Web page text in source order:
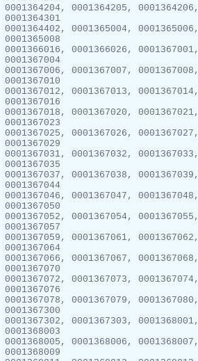
0001364204, 0001364205, 0001364206,
0001364402, 0001365004, 0001365006,
0001366016, 0001366026, 0001367001,
0001367006, 0001367007, 0001367008,
0001367012, 0001367013, 0001367014,
0001367018, 0001367020, 0001367021,
0001367025, 0001367026, 0001367027,
0001367031, 0001367032, 0001367033,
0001367037, 0001367038, 0001367039,
0001367046, 0001367047, 0001367048,
0001367052, 0001367054, 0001367055,
0001367059, 0001367061, 0001367062,
0001367066, 0001367067, 0001367068,
0001367072, 0001367073, 0001367074,
0001367078, 0001367079, 0001367080,
0001367302, 0001367303, 0001368001,
0001368005, 0001368006, 0001368007,